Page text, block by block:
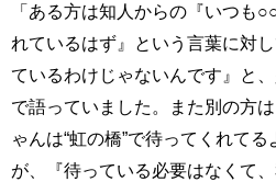
「ある方は知人からの『いつも
れているはず』という言葉に対
ているわけじゃないんです』と
で語っていました。また別の方
ゃんは“虹の橋”で待ってくれて
が、『待っている必要はなくて